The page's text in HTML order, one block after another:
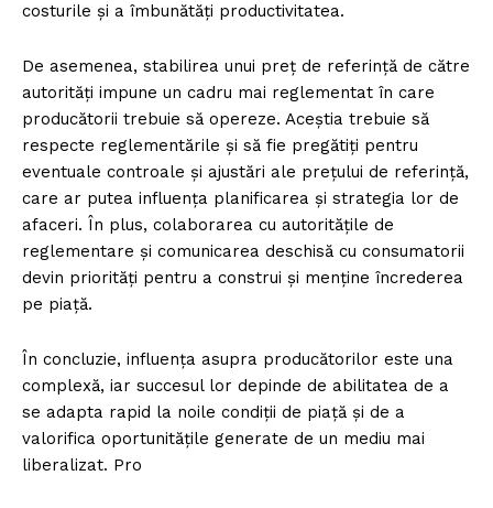
costurile și a îmbunătăți productivitatea.
De asemenea, stabilirea unui preț de referință de către
autorități impune un cadru mai reglementat în care
producătorii trebuie să opereze. Aceștia trebuie să
respecte reglementările și să fie pregătiți pentru
eventuale controale și ajustări ale prețului de referință,
care ar putea influența planificarea și strategia lor de
afaceri. În plus, colaborarea cu autoritățile de
reglementare și comunicarea deschisă cu consumatorii
devin priorități pentru a construi și menține încrederea
pe piață.
În concluzie, influența asupra producătorilor este una
complexă, iar succesul lor depinde de abilitatea de a
se adapta rapid la noile condiții de piață și de a
valorifica oportunitățile generate de un mediu mai
liberalizat. Pro